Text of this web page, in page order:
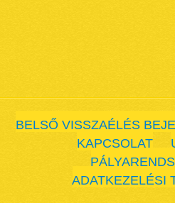
BELSŐ VISSZAÉLÉS
KAPCSOLAT
ADATKEZELÉSI